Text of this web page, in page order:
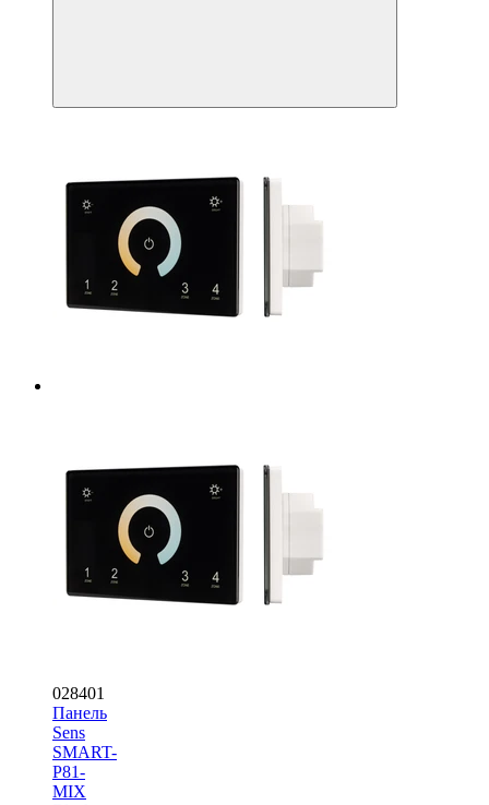
028401
Панель
Sens
SMART-
P81-
MIX